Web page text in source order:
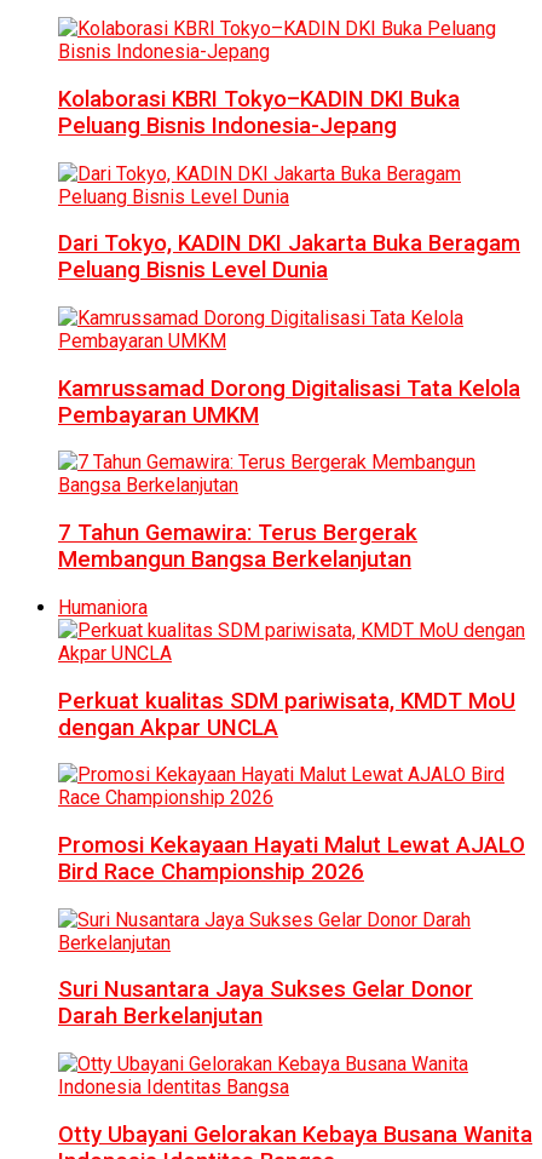
Kolaborasi KBRI Tokyo–KADIN DKI Buka
Peluang Bisnis Indonesia-Jepang
Dari Tokyo, KADIN DKI Jakarta Buka Beragam
Peluang Bisnis Level Dunia
Kamrussamad Dorong Digitalisasi Tata Kelola
Pembayaran UMKM
7 Tahun Gemawira: Terus Bergerak
Membangun Bangsa Berkelanjutan
Humaniora
Perkuat kualitas SDM pariwisata, KMDT MoU
dengan Akpar UNCLA
Promosi Kekayaan Hayati Malut Lewat AJALO
Bird Race Championship 2026
Suri Nusantara Jaya Sukses Gelar Donor
Darah Berkelanjutan
Otty Ubayani Gelorakan Kebaya Busana Wanita